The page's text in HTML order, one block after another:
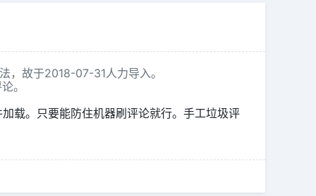
，故于2018-07-31人力导入。
。
载。只要能防住机器刷评论就行。手工垃圾评